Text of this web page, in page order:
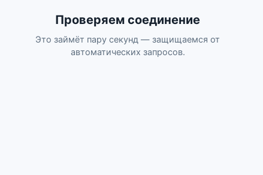
Проверяем соединение
Это займёт пару секунд — защищаемся от
автоматических запросов.